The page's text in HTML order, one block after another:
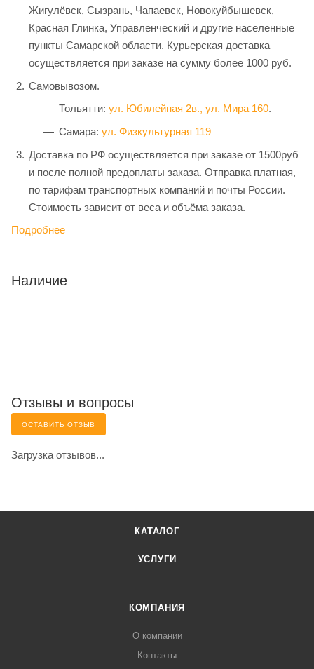
Жигулёвск, Сызрань, Чапаевск, Новокуйбышевск,
Красная Глинка, Управленческий и другие населенные
пункты Самарской области. Курьерская доставка
осуществляется при заказе на сумму более 1000 руб.
Самовывозом.
Тольятти: ул. Юбилейная 2в., ул. Мира 160.
Самара: ул. Физкультурная 119
Доставка по РФ осуществляется при заказе от 1500руб
и после полной предоплаты заказа. Отправка платная,
по тарифам транспортных компаний и почты России.
Стоимость зависит от веса и объёма заказа.
Подробнее
Наличие
Отзывы и вопросы
ОСТАВИТЬ ОТЗЫВ
Загрузка отзывов...
КАТАЛОГ
УСЛУГИ
КОМПАНИЯ
О компании
Контакты